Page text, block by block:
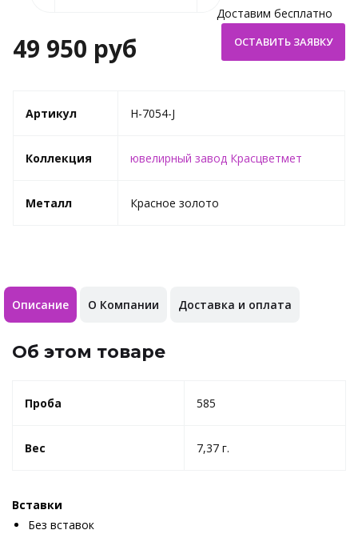
49 950 руб
Доставим бесплатно
Артикул H-7054-J
Коллекция ювелирный завод Красцветмет
Металл Красное золото
Описание О Компании Доставка и оплата
Об этом товаре
Проба 585
Вес 7,37 г.
Вставки
Без вставок